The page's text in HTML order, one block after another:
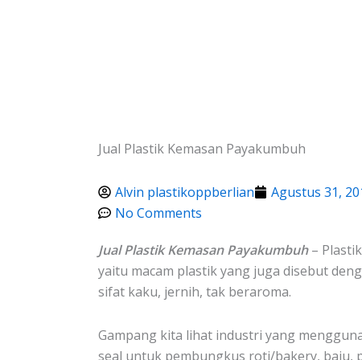
Jual Plastik Kemasan Payakumbuh
Alvin plastikoppberlian Agustus 31,
No Comments
Jual Plastik Kemasan Payakumbuh–
yaitu macam plastik yang juga disebut
sifat kaku, jernih, tak beraroma.
Gampang kita lihat industri yang
seal untuk pembungkus roti/bakery, baju,